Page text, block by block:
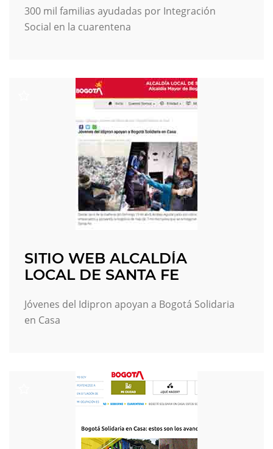
300 mil familias ayudadas por Integración
Social en la cuarentena
SITIO WEB ALCALDÍA
LOCAL DE SANTA FE
Jóvenes del Idipron apoyan a Bogotá Solidaria
en Casa